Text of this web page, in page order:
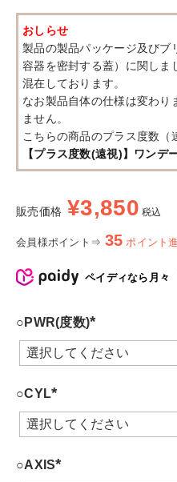
おしらせ
製品の製品パッケージ及びブ
容器を密封する蓋）に関しま
混在しております。
なお製品自体の仕様は変わり
ません。
こちらの商品のプラス度数（
【プラス度数(遠視)】ワンデ
販売価格 ¥3,850 税込
会員様ポイント⇒ 35 ポイント
ペイディなら月々
○PWR(度数)
必
須
○CYL
必
須
○AXIS